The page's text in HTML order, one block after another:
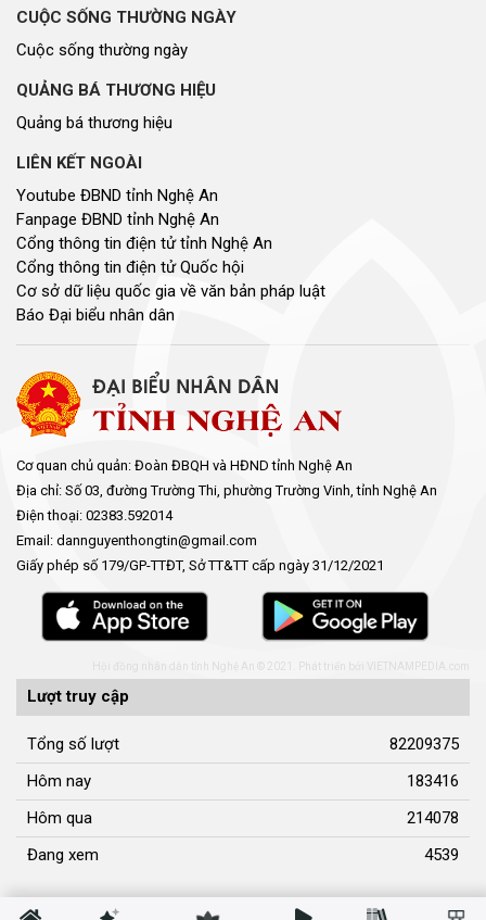
Cơ sở dữ liệu quốc gia về văn bản pháp luật
Cơ quan chủ quản: Đoàn ĐBQH và HĐND tỉnh Nghệ An
Địa chỉ: Số 03, đường Trường Thi, phường Trường Vinh, tỉnh Nghệ An
Điện thoại: 02383.592014
Email: dannguyenthongtin@gmail.com
Giấy phép số 179/GP-TTĐT, Sở TT&TT cấp ngày 31/12/2021
Hội đồng nhân dân tỉnh Nghệ An © 2021. Phát triển bởi
Lượt truy cập
Tổng số lượt
Hôm nay
183416
Hôm qua
Đang xem